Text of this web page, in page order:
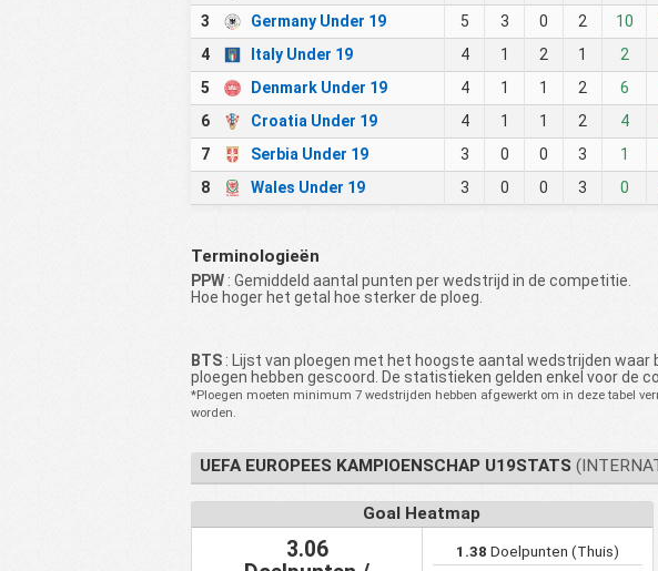
3
Germany Under 19 5 3 0 2 10
4
Italy Under 19 4 1 2 1 2
5
Denmark Under 19 4 1 1 2 6
6
Croatia Under 19 4 1 1 2 4
7
Serbia Under 19 3 0 0 3 1
8
Wales Under 19 3 0 0 3 0
Terminologieën
PPW : Gemiddeld aantal punten per wedstrijd in de competitie.
Hoe hoger het getal hoe sterker de ploeg.
BTS : Lijst van ploegen met het hoogste aantal wedstrijden waar
ploegen hebben gescoord. De statistieken gelden enkel voor de
*Ploegen moeten minimum 7 wedstrijden hebben afgewerkt om in deze tabel
worden.
UEFA EUROPEES KAMPIOENSCHAP U19STATS
Goal Heatmap
3.06
1.38 Doelpunten (Thuis)